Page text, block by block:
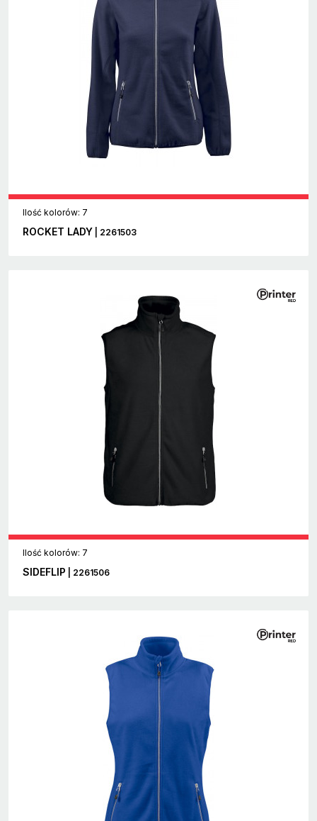
Ilość kolorów: 7
ROCKET LADY | 2261503
Ilość kolorów: 7
SIDEFLIP | 2261506